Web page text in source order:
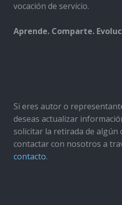
vocación de servicio.
Aprende. Comparte.
Si eres autor o
deseas actualizar
solicitar la retirada de algún
contactar con nosotros a
contacto.